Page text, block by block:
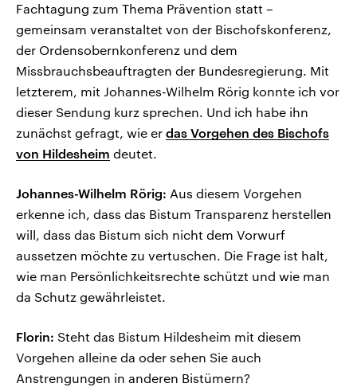
Fachtagung zum Thema Prävention statt –
gemeinsam veranstaltet von der Bischofskonferenz,
der Ordensobernkonferenz und dem
Missbrauchsbeauftragten der Bundesregierung. Mit
letzterem, mit Johannes-Wilhelm Rörig konnte ich vor
dieser Sendung kurz sprechen. Und ich habe ihn
zunächst gefragt, wie er das Vorgehen des Bischofs
von Hildesheim deutet.
Johannes-Wilhelm Rörig: Aus diesem Vorgehen
erkenne ich, dass das Bistum Transparenz herstellen
will, dass das Bistum sich nicht dem Vorwurf
aussetzen möchte zu vertuschen. Die Frage ist halt,
wie man Persönlichkeitsrechte schützt und wie man
da Schutz gewährleistet.
Florin: Steht das Bistum Hildesheim mit diesem
Vorgehen alleine da oder sehen Sie auch
Anstrengungen in anderen Bistümern?